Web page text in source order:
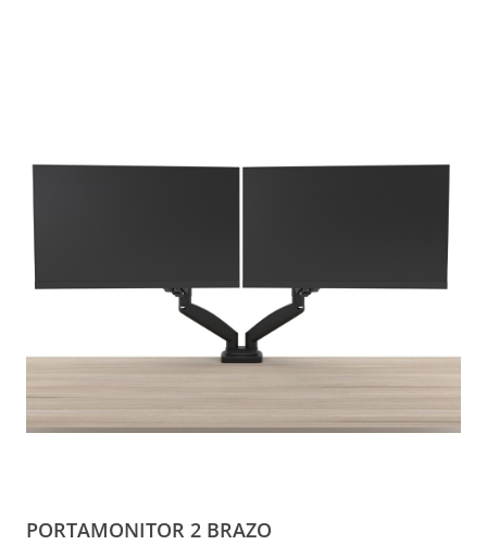
PORTAMONITOR 2 BRAZO